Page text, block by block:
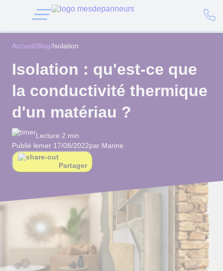
Accueil/Blog/Isolation
Isolation : qu'est-ce que
la conductivité thermique
d'un matériau ?
Lecture 2 min
Publié lemer 17/08/2022par Marine
Partager